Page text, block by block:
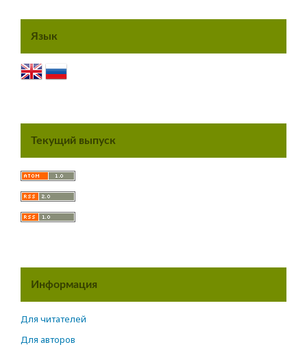
Язык
Текущий выпуск
Информация
Для читателей
Для авторов